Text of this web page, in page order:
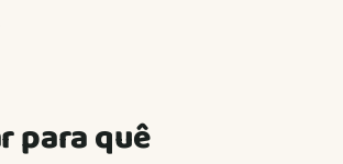
para quê